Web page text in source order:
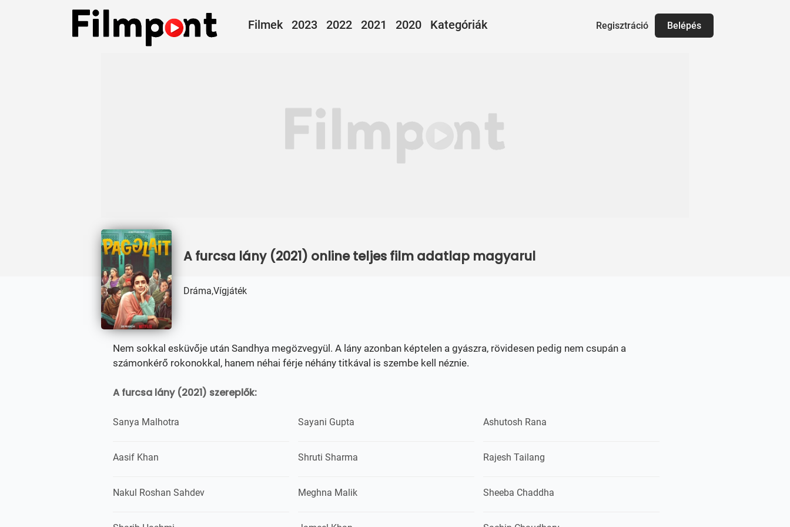
Filmek 2023 2022 2021 2020 Kategóriák Belépés
Regisztráció
A furcsa lány (2021) online teljes film adatlap magyarul
Dráma,Vígjáték
Nem sokkal esküvője után Sandhya megözvegyül. A lány azonban képtelen a gyászra, rövidesen pedig nem csupán a
számonkérő rokonokkal, hanem néhai férje néhány titkával is szembe kell néznie.
A furcsa lány (2021) szereplők:
Sanya Malhotra Sayani Gupta Ashutosh Rana
Aasif Khan Shruti Sharma Rajesh Tailang
Nakul Roshan Sahdev Meghna Malik Sheeba Chaddha